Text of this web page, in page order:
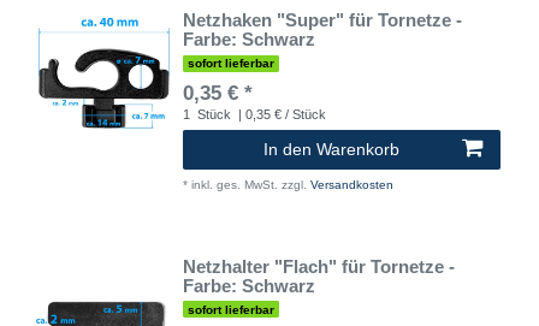
Netzhaken "Super" für Tornetze -
Farbe: Schwarz
sofort lieferbar
0,35 € *
1 Stück | 0,35 € / Stück
In den Warenkorb
* inkl. ges. MwSt. zzgl. Versandkosten
Netzhalter "Flach" für Tornetze -
Farbe: Schwarz
sofort lieferbar